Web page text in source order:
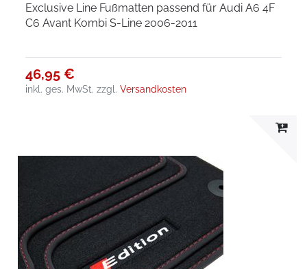
Exclusive Line Fußmatten passend für Audi A6 4F
C6 Avant Kombi S-Line 2006-2011
46,95 €
inkl. ges. MwSt. zzgl.Versandkosten